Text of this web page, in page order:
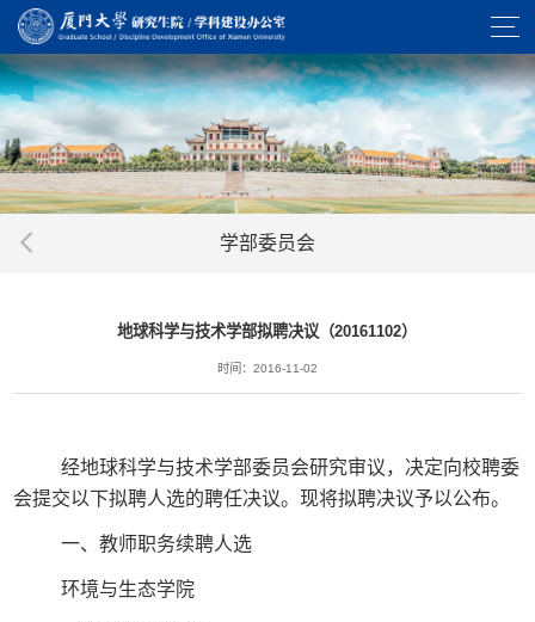
学部委员会
地球科学与技术学部拟聘决议（20161102）
时间：2016-11-02
经地球科学与技术学部委员会研究审议，决定向校聘委
会提交以下拟聘人选的聘任决议。现将拟聘决议予以公布。
一、教师职务续聘人选
环境与生态学院